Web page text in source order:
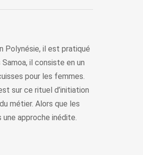
Polynésie, il est pratiqué
il consiste en un
pour les femmes.
sur ce rituel d’initiation
métier. Alors que les
approche inédite.